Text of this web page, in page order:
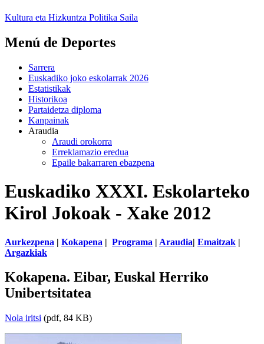
Kultura eta Hizkuntza Politika Saila
Menú de Deportes
Sarrera
Euskadiko joko eskolarrak 2026
Estatistikak
Historikoa
Partaidetza diploma
Kanpainak
Araudia
Araudi orokorra
Erreklamazio eredua
Epaile bakarraren ebazpena
Euskadiko XXXI. Eskolarteko
Kirol Jokoak - Xake 2012
Aurkezpena | Kokapena | Programa | Araudia| Emaitzak |
Argazkiak
Kokapena. Eibar, Euskal Herriko
Unibertsitatea
Nola iritsi (pdf, 84 KB)